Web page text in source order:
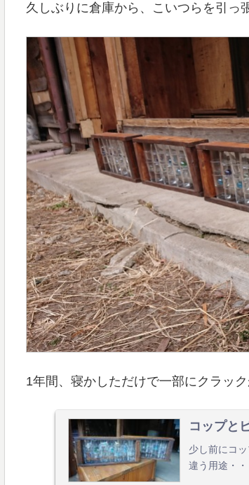
久しぶりに倉庫から、こいつらを引っ
1年間、寝かしただけで一部にクラッ
コップと
少し前にコ
違う用途・